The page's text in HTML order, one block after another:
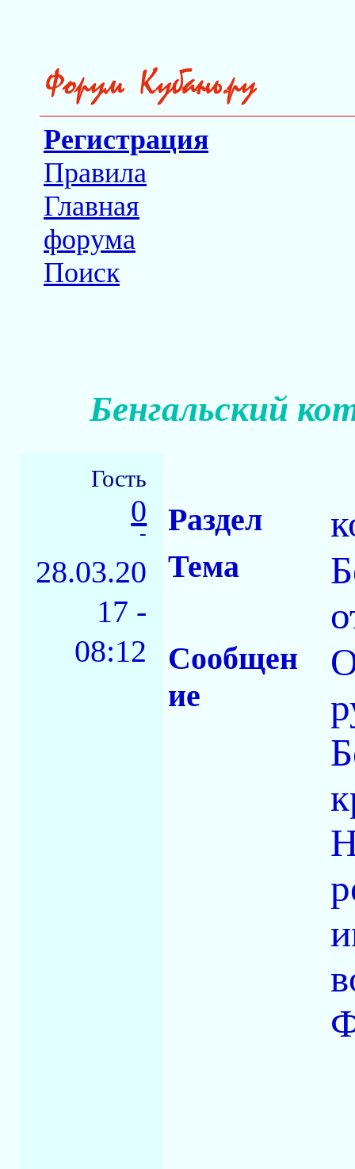
Регистрация
Правила
Главная
форума
Поиск
Бенгальский
Гость
0
-
28.03.20
17 -
08:12
Раздел
Тема
Сообщен
ие